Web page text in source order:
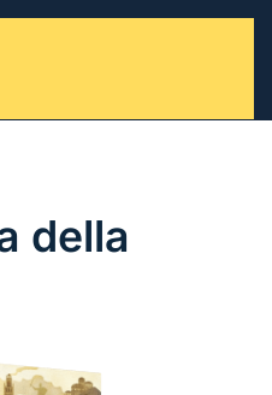
della